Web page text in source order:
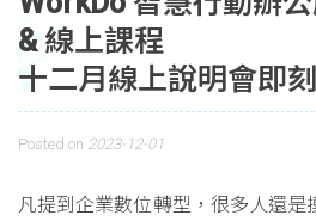
& 線上課程
十二月線上說明會即
Posted on 2023-12-01
凡提到企業數位轉型，很多人還是